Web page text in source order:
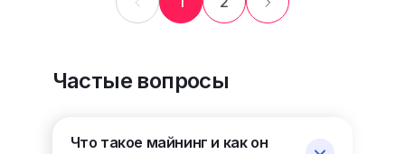
Частые вопросы
Что такое майнинг и как он